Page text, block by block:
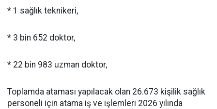
* 1 sağlık teknikeri,
* 3 bin 652 doktor,
* 22 bin 983 uzman doktor,
Toplamda ataması yapılacak olan 26.673 kişilik sağlık
personeli için atama iş ve işlemleri 2026 yılında